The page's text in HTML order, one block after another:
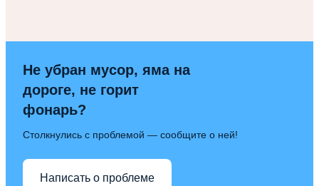
Не убран мусор, яма на
дороге, не горит
фонарь?
Столкнулись с проблемой — сообщите о ней!
Написать о проблеме